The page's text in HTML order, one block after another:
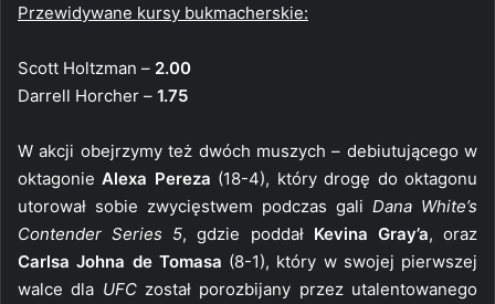
Przewidywane kursy bukmacherskie:
Scott Holtzman – 2.00
Darrell Horcher – 1.75
W akcji obejrzymy też dwóch muszych – debiutującego w
oktagonieAlexa Pereza (18-4), który drogę do oktagonu
utorował sobie zwycięstwem podczas gali Dana White’s
Contender Series 5, gdzie poddał Kevina Gray’a, oraz
Carlsa Johna de Tomasa (8-1), który w swojej pierwszej
walce dla UFCzostał porozbijany przez utalentowanego